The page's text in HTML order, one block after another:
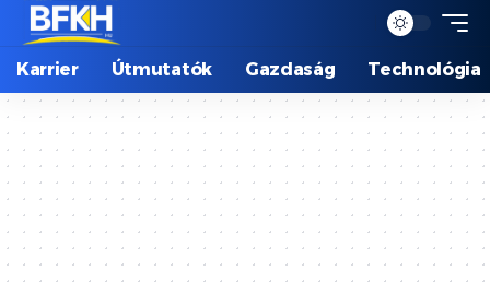
Karrier Útmutatók Gazdaság Technológia